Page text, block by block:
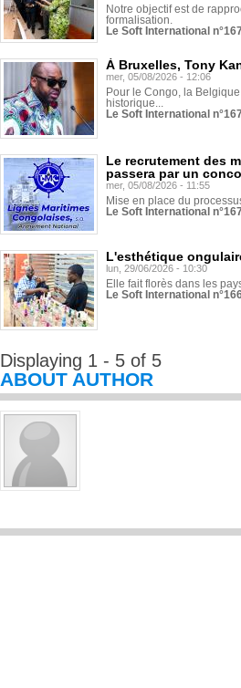
Notre objectif est de
formalisation.
Le Soft International
À Bruxelles, Tony
mer, 05/08/2026 - 12:06
Pour le Congo, la
historique...
Le Soft International
Le recrutement des
passera par un
mer, 05/08/2026 - 11:55
Mise en place du
Le Soft International
L'esthétique
lun, 29/06/2026 - 10:30
Elle fait florès dans les
Le Soft International
Displaying 1 - 5 of 5
ABOUT AUTHOR